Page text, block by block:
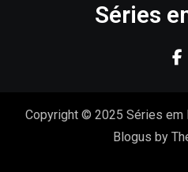
Séries
Copyright © 2025 Séries em
Blogus by